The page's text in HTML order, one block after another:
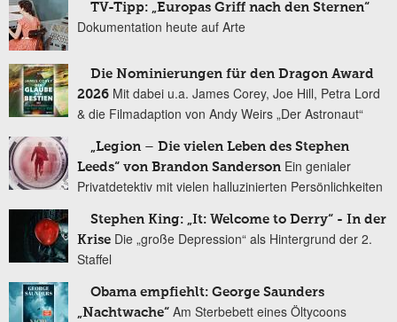
TV-Tipp: „Europas Griff nach den Sternen“
Dokumentation heute auf Arte
Die Nominierungen für den Dragon Award
2026 Mit dabei u.a. James Corey, Joe Hill, Petra Lord
& die Filmadaption von Andy Weirs „Der Astronaut“
„Legion – Die vielen Leben des Stephen
Leeds“ von Brandon Sanderson Ein genialer
Privatdetektiv mit vielen halluzinierten Persönlichkeiten
Stephen King: „It: Welcome to Derry“ - In der
Krise Die „große Depression“ als Hintergrund der 2.
Staffel
Obama empfiehlt: George Saunders
„Nachtwache“ Am Sterbebett eines Öltycoons